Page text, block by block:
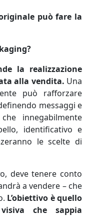
può fare la
la realizzazione
alla vendita. Una
può rafforzare
messaggi e
innegabilmente
identificativo e
le scelte di
deve tenere conto
a vendere – che
L’obiettivo è quello
che sappia